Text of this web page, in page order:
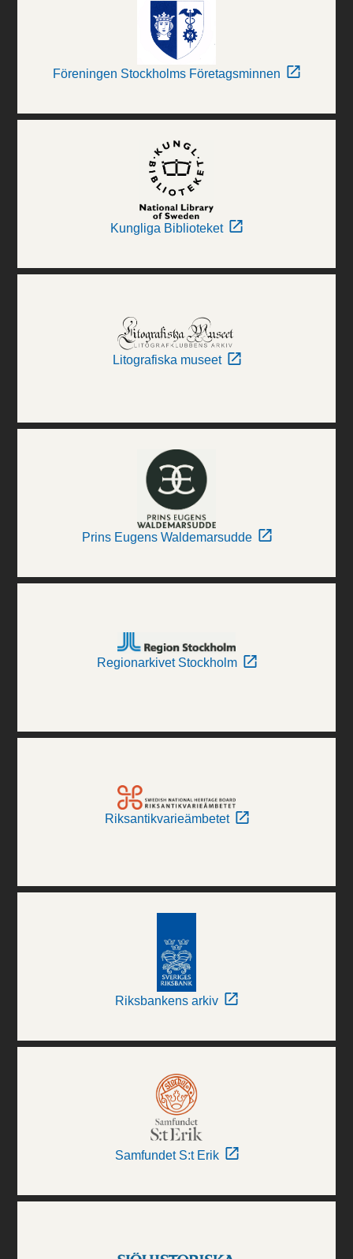
Föreningen Stockholms Företagsminnen
Kungliga Biblioteket
Litografiska museet
Prins Eugens Waldemarsudde
Regionarkivet Stockholm
Riksantikvarieämbetet
Riksbankens arkiv
Samfundet S:t Erik